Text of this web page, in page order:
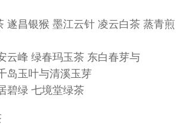
昌银猴 墨江云针 凌云白茶 蒸青煎
峰 绿春玛玉茶 东白春芽与
玉叶与清溪玉芽
绿 七境堂绿茶